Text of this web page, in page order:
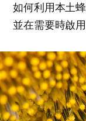
如何利用本土
並在需要時啟